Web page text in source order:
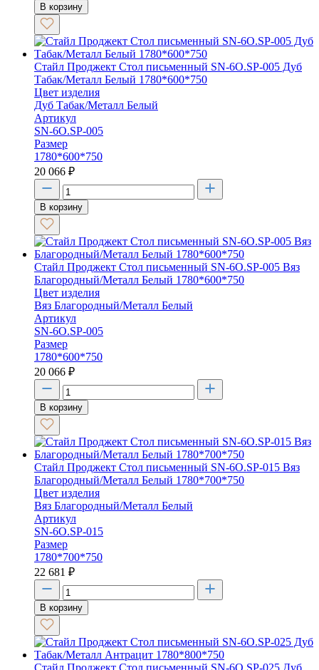
В корзину
Стайл Проджект Стол письменный SN-6O.SP-005 Дуб
Табак/Металл Белый 1780*600*750
Цвет изделия
Дуб Табак/Металл Белый
Артикул
SN-6O.SP-005
Размер
1780*600*750
20 066 ₽
В корзину
Стайл Проджект Стол письменный SN-6O.SP-005 Вяз
Благородный/Металл Белый 1780*600*750
Цвет изделия
Вяз Благородный/Металл Белый
Артикул
SN-6O.SP-005
Размер
1780*600*750
20 066 ₽
В корзину
Стайл Проджект Стол письменный SN-6O.SP-015 Вяз
Благородный/Металл Белый 1780*700*750
Цвет изделия
Вяз Благородный/Металл Белый
Артикул
SN-6O.SP-015
Размер
1780*700*750
22 681 ₽
В корзину
Стайл Проджект Стол письменный SN-6O.SP-025 Дуб